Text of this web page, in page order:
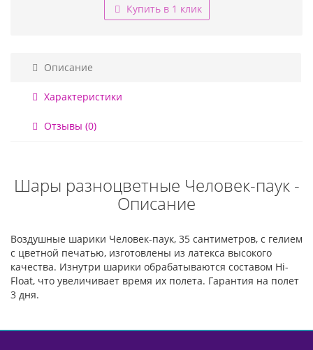
Купить в 1 клик
Описание
Характеристики
Отзывы (0)
Шары разноцветные Человек-паук -
Описание
Воздушные шарики Человек-паук, 35 сантиметров, с гелием
с цветной печатью, изготовлены из латекса высокого
качества. Изнутри шарики обрабатываются составом Hi-
Float, что увеличивает время их полета. Гарантия на полет
3 дня.